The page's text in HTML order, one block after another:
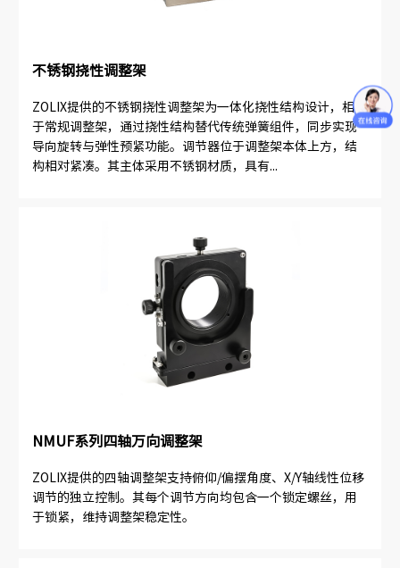
不锈钢挠性调整架
ZOLIX提供的不锈钢挠性调整架为一体化挠性结构设计，相较
于常规调整架，通过挠性结构替代传统弹簧组件，同步实现
导向旋转与弹性预紧功能。调节器位于调整架本体上方，结
构相对紧凑。其主体采用不锈钢材质，具有...
NMUF系列四轴万向调整架
ZOLIX提供的四轴调整架支持俯仰/偏摆角度、X/Y轴线性位移
调节的独立控制。其每个调节方向均包含一个锁定螺丝，用
于锁紧，维持调整架稳定性。